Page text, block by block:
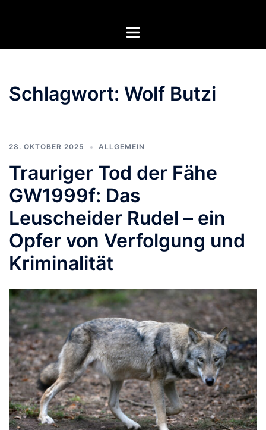
Menü
Schlagwort: Wolf Butzi
28. OKTOBER 2025 ALLGEMEIN
Trauriger Tod der Fähe
GW1999f: Das
Leuscheider Rudel – ein
Opfer von Verfolgung und
Kriminalität